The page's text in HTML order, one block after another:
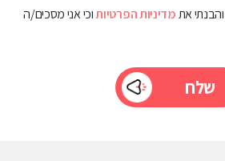
אתמדיניות הפרטיותוכי אני מסכים/ה